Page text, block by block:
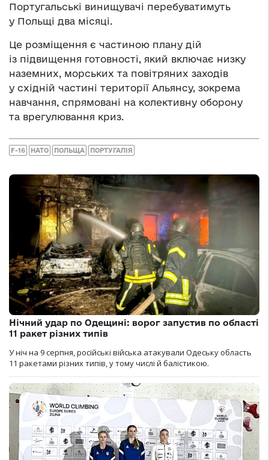
Португальські винищувачі перебуватимуть
у Польщі два місяці.
Це розміщення є частиною плану дій
із підвищення готовності, який включає низку
наземних, морських та повітряних заходів
у східній частині території Альянсу, зокрема
навчання, спрямовані на колективну оборону
та врегулювання криз.
F-16 НАТО ПОЛЬЩА ПОРТУГАЛІЯ
Нічний удар по Одещині: ворог запустив по області
11 ракет різних типів
У ніч на 9 серпня, російські війська атакували Одеську область
11 ракетами різних типів, у тому числі й балістикою.